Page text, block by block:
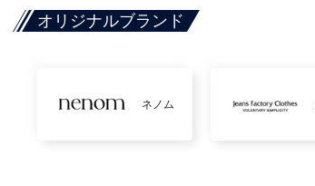
オリジナルブランド
ネノム